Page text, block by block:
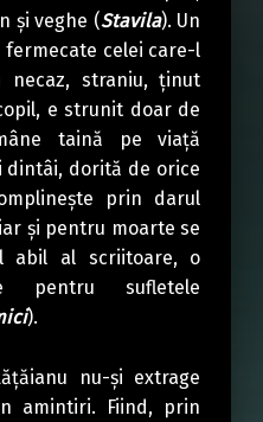
şi veghe (Stavila). Un
celei care-l
necaz, straniu, ţinut
e strunit doar de
taină pe viaţă
dintâi, dorită de orice
prin darul
şi pentru moarte se
abil al scriitoare, o
pentru sufletele
).
nu-şi extrage
amintiri. Fiind, prin